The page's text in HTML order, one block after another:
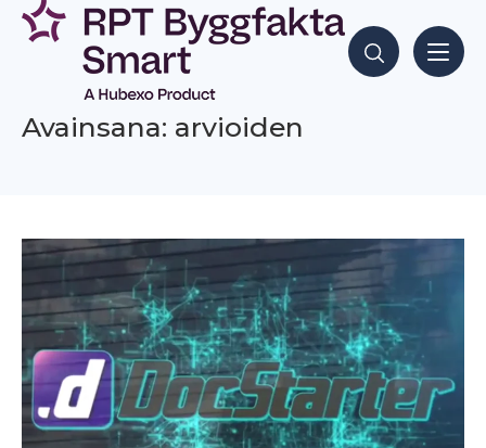
Siirry
sisältöön
Hae sisältöjä
Avainsana: arvioiden